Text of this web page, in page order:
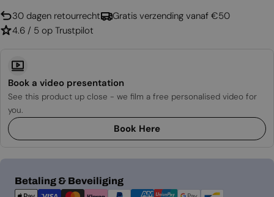
30 dagen retourrecht
Gratis verzending vanaf €50
4.6 / 5 op Trustpilot
Book a video presentation
See this product up close - we film a free personalised video for
you.
Book Here
Betaling & Beveiliging
Betaalmethoden